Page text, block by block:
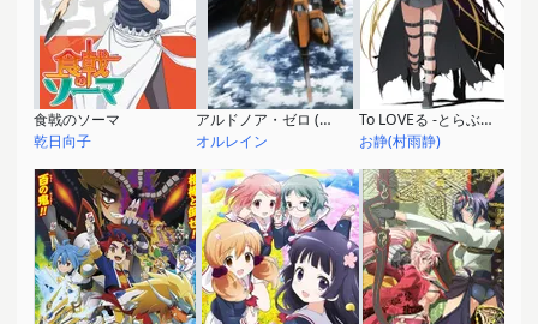
食戟のソーマ
乾日向子
アルドノア・ゼロ (第2期)
オルレイン
To LOVEる -とらぶる- ダークネス2nd
お静(村雨静)